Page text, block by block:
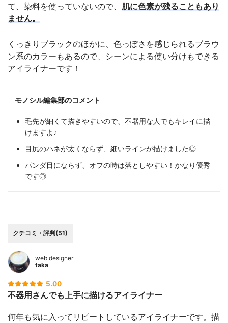
て、染料を使っていないので、 肌に色素が残ることもあり
ません。
くっきりブラックのほかに、色っぽさを感じられるブラウ
ン系のカラーもあるので、シーンによる使い分けもできる
アイライナーです！
モノシル編集部のコメント
毛先が細くて描きやすいので、不器用な人でもキレイに描
けますよ♪
目尻のハネが太くならず、細いラインが描けました◎
パンダ目にならず、オフの時は落としやすい！かなり優秀
です◎
クチコミ・評判(51)
web designer
taka
5.00
不器用さんでも上手に描けるアイライナー
何年も気に入ってリピートしているアイライナーです。描